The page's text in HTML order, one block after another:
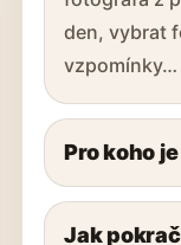
den, vybrat
vzpomínky…
Pro koho
Jak